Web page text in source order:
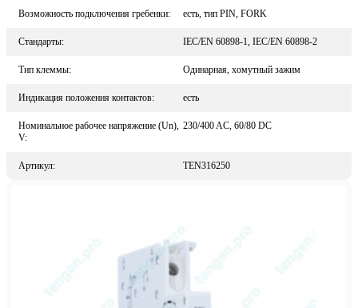
Возможность подключения гребенки: есть, тип PIN, FORK
Стандарты: IEC/EN 60898-1, IEC/EN 60898-2
Тип клеммы: Одинарная, хомутный зажим
Индикация положения контактов: есть
Номинальное рабочее напряжение (Un),
V:
230/400 AC, 60/80 DC
Артикул: TEN316250